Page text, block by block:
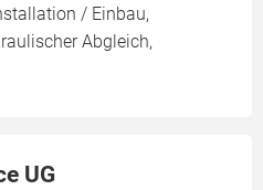
/ Einbau,
Abgleich,
UG